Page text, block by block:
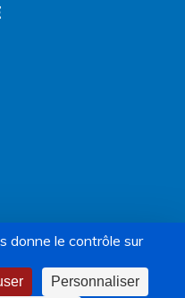
donne le contrôle sur
Personnaliser